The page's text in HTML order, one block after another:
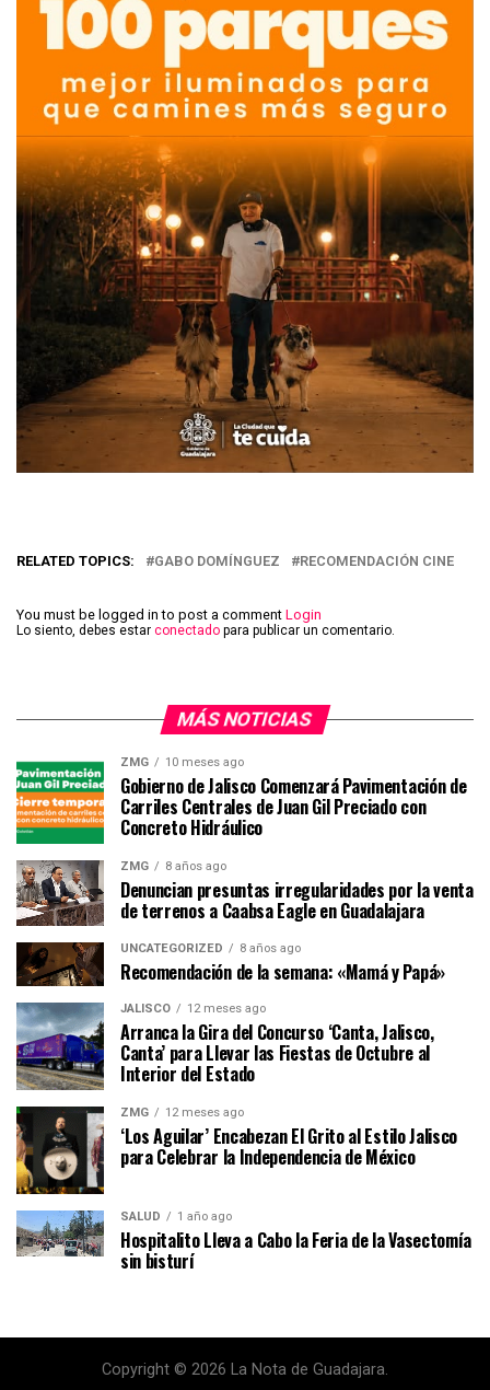
RELATED TOPICS: GABO DOMÍNGUEZ RECOMENDACIÓN CINE
You must be logged in to post a comment Login
Lo siento, debes estar conectado para publicar un comentario.
MÁS NOTICIAS
ZMG 10 meses ago
Gobierno de Jalisco Comenzará Pavimentación de
Carriles Centrales de Juan Gil Preciado con
Concreto Hidráulico
ZMG 8 años ago
Denuncian presuntas irregularidades por la venta
de terrenos a Caabsa Eagle en Guadalajara
UNCATEGORIZED 8 años ago
Recomendación de la semana: «Mamá y Papá»
JALISCO 12 meses ago
Arranca la Gira del Concurso ‘Canta, Jalisco,
Canta’ para Llevar las Fiestas de Octubre al
Interior del Estado
ZMG 12 meses ago
‘Los Aguilar’ Encabezan El Grito al Estilo Jalisco
para Celebrar la Independencia de México
SALUD 1 año ago
Hospitalito Lleva a Cabo la Feria de la Vasectomía
sin bisturí
Copyright © 2026 La Nota de Guadajara.